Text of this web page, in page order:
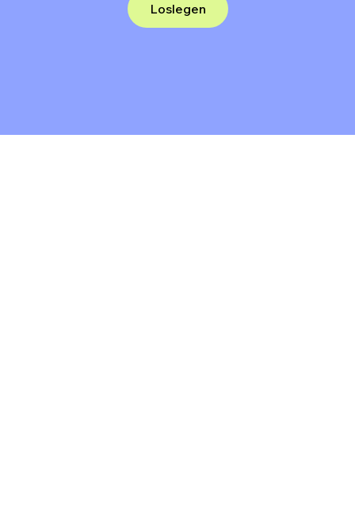
Loslegen